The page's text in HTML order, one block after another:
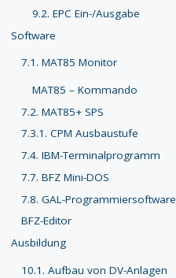
9.2. EPC Ein-/Ausgabe
Software
7.1. MAT85 Monitor
MAT85 – Kommando
7.2. MAT85+ SPS
7.3.1. CPM Ausbaustufe
7.4. IBM-Terminalprogramm
7.7. BFZ Mini-DOS
7.8. GAL-Programmiersoftware
BFZ-Editor
Ausbildung
10.1. Aufbau von DV-Anlagen